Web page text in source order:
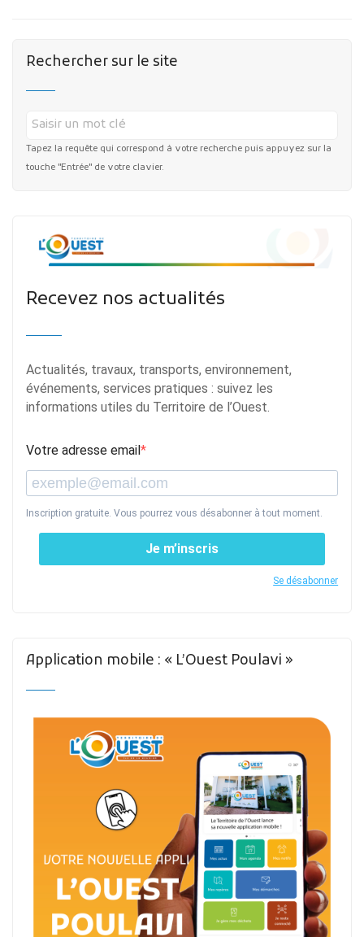
Rechercher sur le site
Tapez la requête qui correspond à votre recherche puis appuyez sur la
touche "Entrée" de votre clavier.
Recevez nos actualités
Actualités, travaux, transports, environnement,
événements, services pratiques : suivez les
informations utiles du Territoire de l’Ouest.
Votre adresse email
Inscription gratuite. Vous pourrez vous désabonner à tout moment.
Je m’inscris
Se désabonner
Application mobile : « L’Ouest Poulavi »